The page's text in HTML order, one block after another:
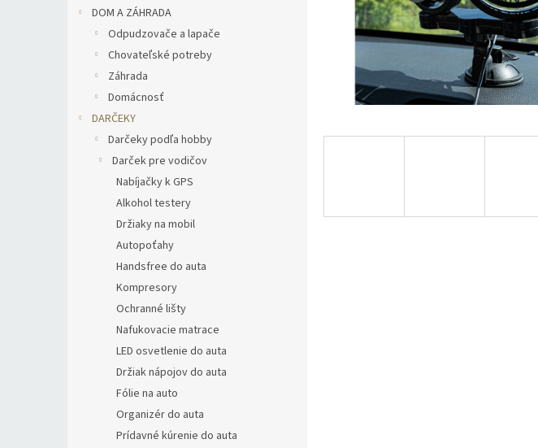
DOM A ZÁHRADA
Odpudzovače a lapače
Chovateľské potreby
Záhrada
Domácnosť
DARČEKY
Darčeky podľa hobby
Darček pre vodičov
Nabíjačky k GPS
Alkohol testery
Držiaky na mobil
Autopoťahy
Handsfree do auta
Kompresory
Ochranné lišty
Nafukovacie matrace
LED osvetlenie do auta
Držiak nápojov do auta
Fólie na auto
Organizér do auta
Prídavné kúrenie do auta